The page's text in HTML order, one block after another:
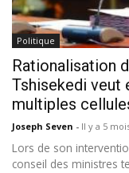
Politique
Rationalisation
Tshisekedi veut
multiples
Joseph Seven - Il y a 5
Lors de son
conseil des ministres